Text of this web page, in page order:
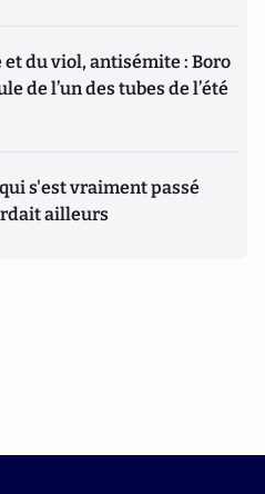
du viol, antisémite : Boro
de l’un des tubes de l’été
s'est vraiment passé
ailleurs